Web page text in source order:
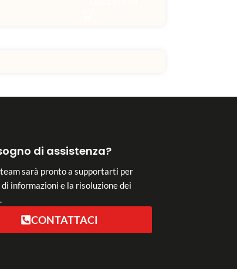
di assistenza?
sarà pronto a supportarti per
informazioni e la risoluzione dei
CONTATTACI